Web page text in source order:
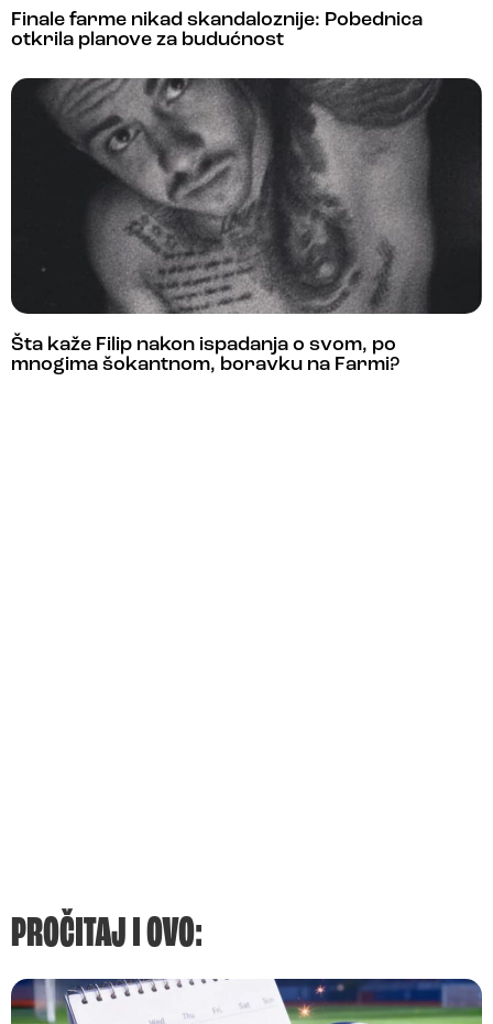
Finale farme nikad skandaloznije: Pobednica
otkrila planove za budućnost
Šta kaže Filip nakon ispadanja o svom, po
mnogima šokantnom, boravku na Farmi?
PROČITAJ I OVO: